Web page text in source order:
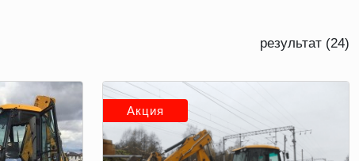
результат (24)
Акция